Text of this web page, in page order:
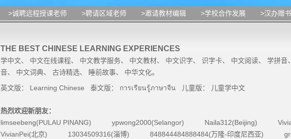
>诚聘远程授课老师 >聘请区域老师 >邀请教材编辑 >学校合作发展 >汉办赠书
THE BEST CHINESE LEARNING EXPERIENCES
学中文、 中文在线课程、 中文教学服务、 中文教材、 中文识字、 识字卡、 中文阅读、 学拼音
音、 中文词典、 古诗精选、 睡前故事、 中华文化。
英文版： Learning Chinese 泰文版： การเรียนรู้ภาษาจีน 儿童版： 儿童学中文
热烈欢迎新朋友：
limseebeng(PULAU PINANG)
ypwong2000(Selangor) Naila312(Beijing)
VivianPei(北京)
13034509316(淄博) 848844484888484(万隆-印度尼西亚)